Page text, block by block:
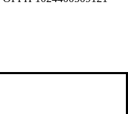
Яндекс
ООО «ЯНДЕКС»,